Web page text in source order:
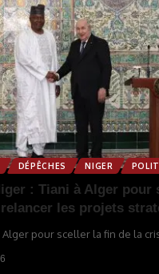
DÉPÊCHES NIGER
: Tiani à Alger pour
les projets
Alger pour sceller la fin de la